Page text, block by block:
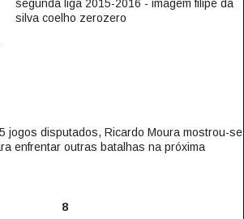
jogos disputados, Ricardo Moura mostrou-se
enfrentar outras batalhas na próxima
8